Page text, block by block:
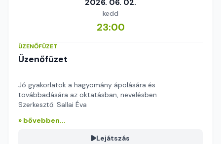
2026. 06. 02.
kedd
23:00
ÜZENŐFÜZET
Üzenőfüzet
Jó gyakorlatok a hagyomány ápolására és
továbbadására az oktatásban, nevelésben
Szerkesztő: Sallai Éva
» bővebben...
Lejátszás